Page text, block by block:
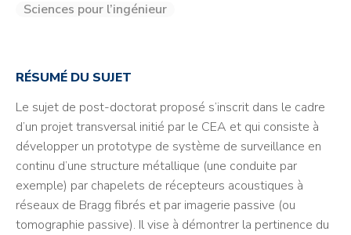
Sciences pour l’ingénieur
RÉSUMÉ DU SUJET
Le sujet de post-doctorat proposé s’inscrit dans le cadre
d’un projet transversal initié par le CEA et qui consiste à
développer un prototype de système de surveillance en
continu d’une structure métallique (une conduite par
exemple) par chapelets de récepteurs acoustiques à
réseaux de Bragg fibrés et par imagerie passive (ou
tomographie passive). Il vise à démontrer la pertinence du